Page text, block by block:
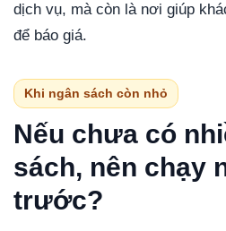
dịch vụ, mà còn là nơi giúp
để báo giá.
Khi ngân sách còn nhỏ
Nếu chưa có
sách, nên chạy
trước?